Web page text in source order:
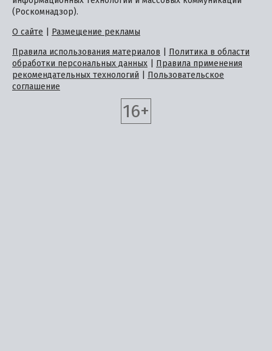
(Роскомнадзор).
О сайте
Размещение рекламы
Правила использования материалов
Политика в области
обработки персональных данных
Правила применения
рекомендательных технологий
Пользовательское
соглашение
16+